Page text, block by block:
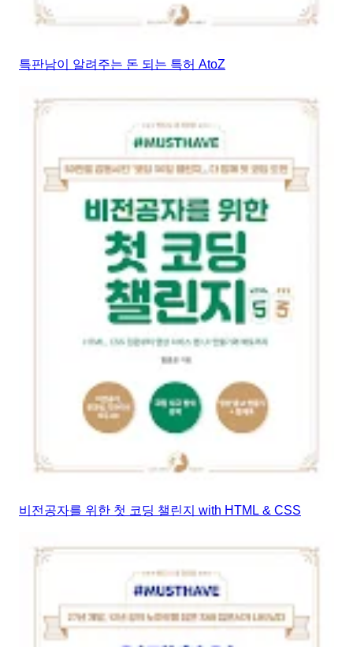
특판남이 알려주는 돈 되는 특허 AtoZ
비전공자를 위한 첫 코딩 챌린지 with HTML & CSS